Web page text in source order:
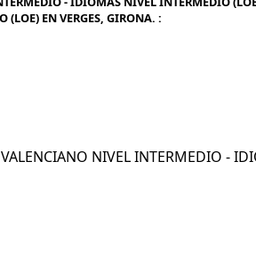
EN VERGES, GIRONA. :
NIVEL INTERMEDIO -